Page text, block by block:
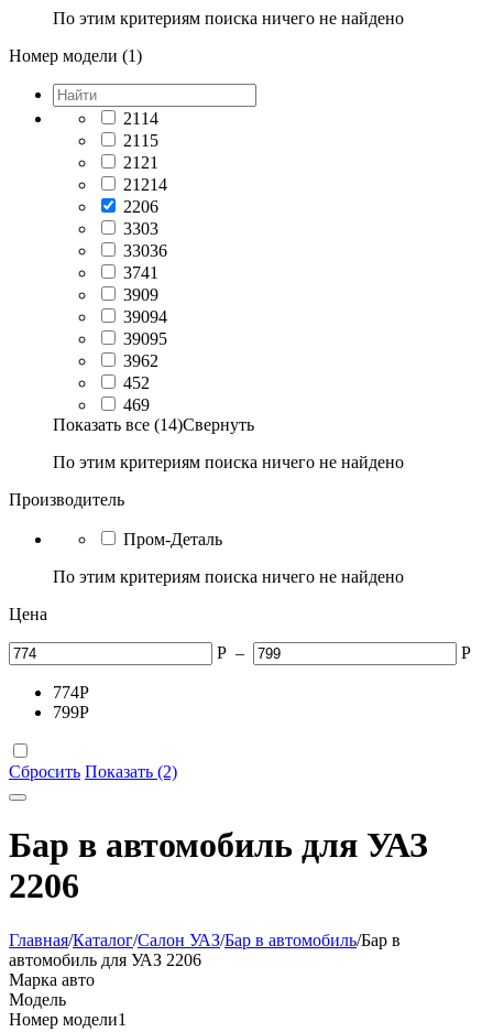
По этим критериям поиска ничего не найдено
Номер модели (1)
2114
2115
2121
21214
2206
3303
33036
3741
3909
39094
39095
3962
452
469
Показать все (14)Свернуть
По этим критериям поиска ничего не найдено
Производитель
Пром-Деталь
По этим критериям поиска ничего не найдено
Цена
Р – Р
774Р
799Р
Сбросить Показать (2)
Бар в автомобиль для УАЗ
2206
Главная/Каталог/Салон УАЗ/Бар в автомобиль/Бар в
автомобиль для УАЗ 2206
Марка авто
Модель
Номер модели1